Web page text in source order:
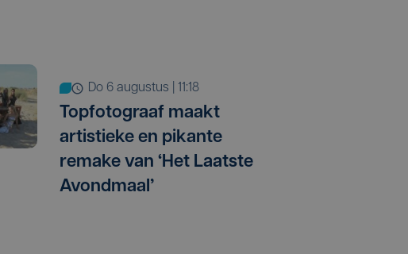
do 6 augustus | 11:18
Topfotograaf maakt
artistieke en pikante
remake van ‘Het Laatste
Avondmaal’